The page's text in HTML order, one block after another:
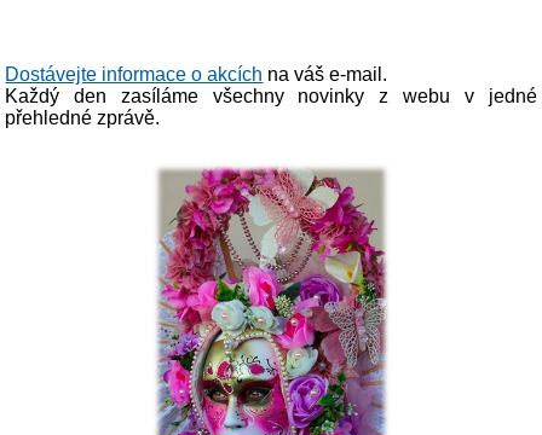
Dostávejte informace o akcích na váš e-mail.
Každý den zasíláme všechny novinky z webu v jedné
přehledné zprávě.